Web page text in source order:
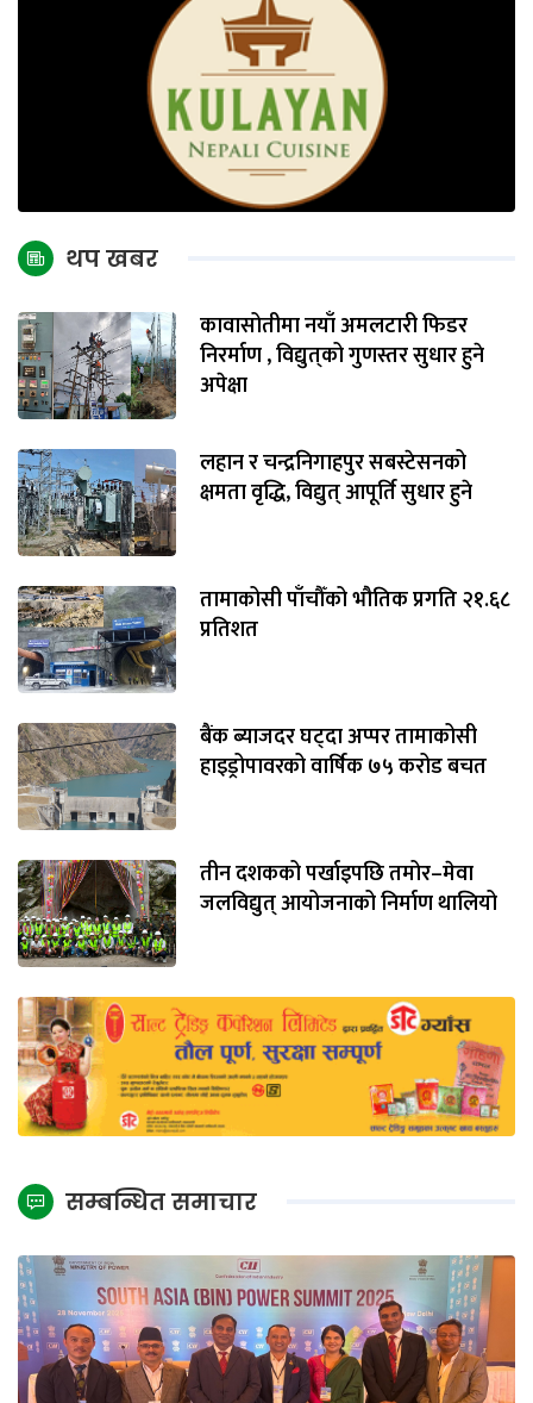
थप खबर
कावासोतीमा नयाँ अमलटारी फिडर
निरर्माण , विद्युत्‌को गुणस्तर सुधार हुने
अपेक्षा
लहान र चन्द्रनिगाहपुर सबस्टेसनको
क्षमता वृद्धि, विद्युत् आपूर्ति सुधार हुने
तामाकोसी पाँचौँको भौतिक प्रगति २१.६८
प्रतिशत
बैंक ब्याजदर घट्दा अप्पर तामाकोसी
हाइड्रोपावरको वार्षिक ७५ करोड बचत
तीन दशकको पर्खाइपछि तमोर–मेवा
जलविद्युत् आयोजनाको निर्माण थालियो
सम्बन्धित समाचार